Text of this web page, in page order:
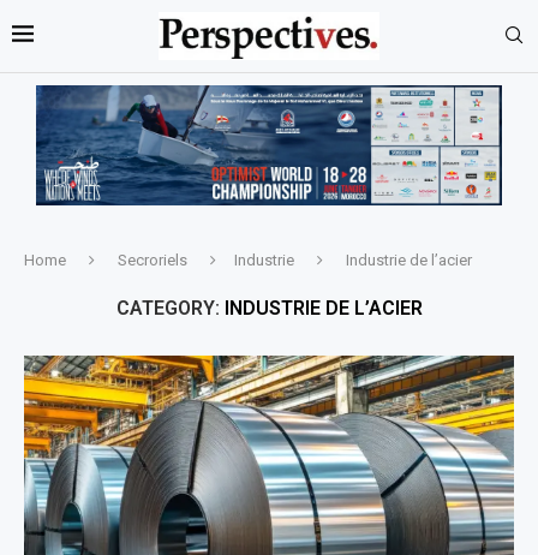
Home Secroriels Industrie Industrie de l’acier
CATEGORY: INDUSTRIE DE L’ACIER